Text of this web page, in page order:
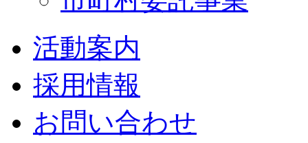
活動案内
採用情報
お問い合わせ